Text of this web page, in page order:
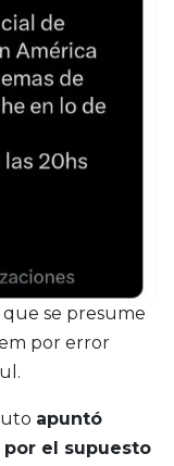
se presume
por error
apuntó
el supuesto